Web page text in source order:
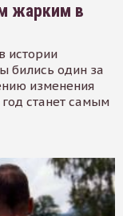
жарким в
истории
бились один за
изменения
станет самым